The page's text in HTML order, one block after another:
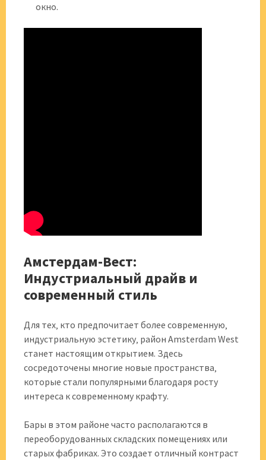
окно.
Амстердам-Вест:
Индустриальный драйв и
современный стиль
Для тех‚ кто предпочитает более современную‚
индустриальную эстетику‚ район Amsterdam West
станет настоящим открытием. Здесь
сосредоточены многие новые пространства‚
которые стали популярными благодаря росту
интереса к современному крафту.
Бары в этом районе часто располагаются в
переоборудованных складских помещениях или
старых фабриках. Это создает отличный контраст